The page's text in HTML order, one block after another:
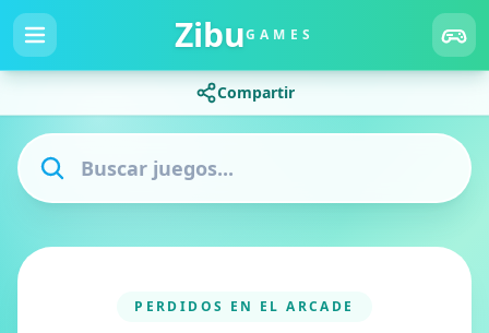
ZibuGAMES
Compartir
PERDIDOS EN EL ARCADE